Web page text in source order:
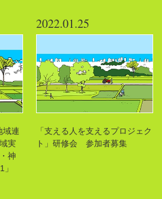
域連
実
神
2022.01.25
「支える人を支えるプロジェク
ト」研修会 参加者募集